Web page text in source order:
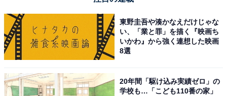
東野圭吾や湊かなえだけじゃな
い、「業と罪」を描く『映画ち
いかわ』から強く連想した映画
8選
20年間「駆け込み実績ゼロ」の
学校も…「こども110番の家」